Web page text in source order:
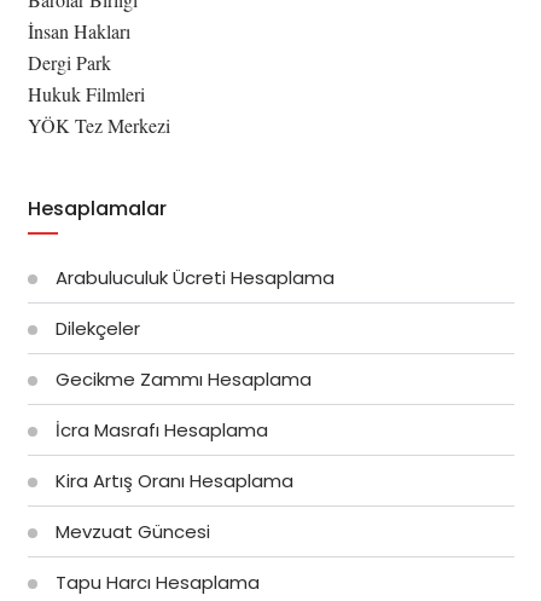
İnsan Hakları
Dergi Park
Hukuk Filmleri
YÖK Tez Merkezi
Hesaplamalar
Arabuluculuk Ücreti Hesaplama
Dilekçeler
Gecikme Zammı Hesaplama
İcra Masrafı Hesaplama
Kira Artış Oranı Hesaplama
Mevzuat Güncesi
Tapu Harcı Hesaplama